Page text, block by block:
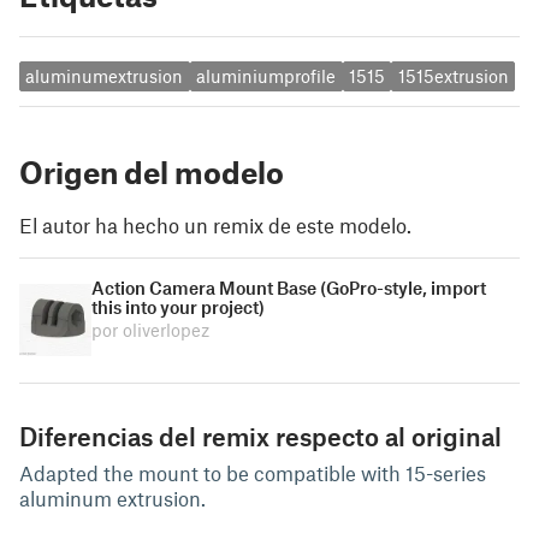
aluminumextrusion aluminiumprofile 1515 1515extrusion
Origen del modelo
El autor ha hecho un remix de este modelo.
Action Camera Mount Base (GoPro-style, import
this into your project)
por oliverlopez
Diferencias del remix respecto al original
Adapted the mount to be compatible with 15-series
aluminum extrusion.